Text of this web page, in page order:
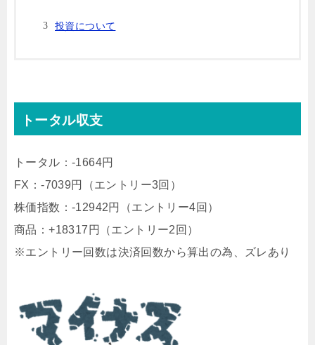
投資について
トータル収支
トータル：-1664円
FX：-7039円（エントリー3回）
株価指数：-12942円（エントリー4回）
商品：+18317円（エントリー2回）
※エントリー回数は決済回数から算出の為、ズレあり